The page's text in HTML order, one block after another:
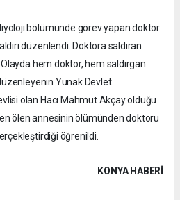
bölümünde görev yapan doktor
düzenlendi. Doktora saldıran
hem doktor, hem saldırgan
düzenleyenin Yunak Devlet
olan Hacı Mahmut Akçay olduğu
ölen annesinin ölümünden doktoru
öğrenildi.
KONYA HABERİ